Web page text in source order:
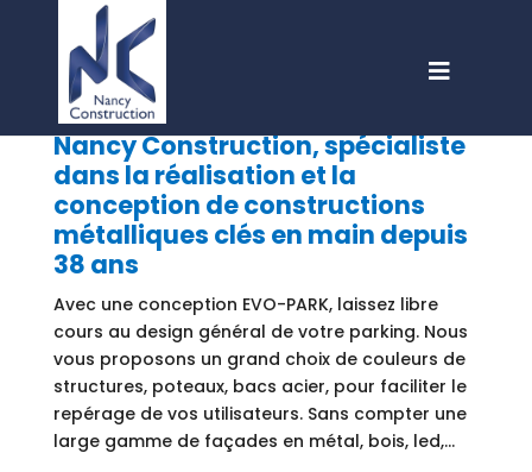
Nancy Construction, spécialiste
dans la réalisation et la
conception de constructions
métalliques clés en main depuis
38 ans
Avec une conception EVO-PARK, laissez libre
cours au design général de votre parking. Nous
vous proposons un grand choix de couleurs de
structures, poteaux, bacs acier, pour faciliter le
repérage de vos utilisateurs. Sans compter une
large gamme de façades en métal, bois, led,…